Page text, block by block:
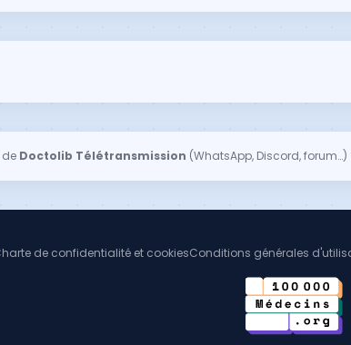
Doctolib Télétransmission (WhatsApp, Discord, forum…)
de confidentialité et cookiesConditions générales